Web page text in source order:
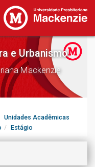
e Urbanismo
Mackenzie
Unidades Acadêmicas
Estágio